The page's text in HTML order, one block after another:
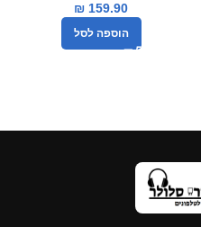
₪ 159.90
הוספה לסל